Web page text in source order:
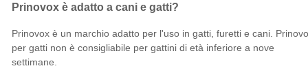
Prinovox è adatto a cani e gatti?
Prinovox è un marchio adatto per l'uso in gatti, furetti e cani.
per gatti non è consigliabile per gattini di età inferiore a nove
settimane.